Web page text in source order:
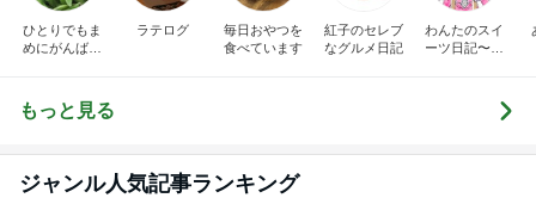
ひとりでもま
めにがんばる
ラテログ
毎日おやつを
食べています
紅子のセレブ
なグルメ日記
わんたのスイ
ーツ日記〜小
もっと見る
ジャンル人気記事ランキング